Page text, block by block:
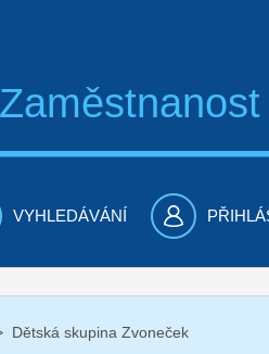
VYHLEDÁVÁNÍ
Dětská skupina Zvoneček